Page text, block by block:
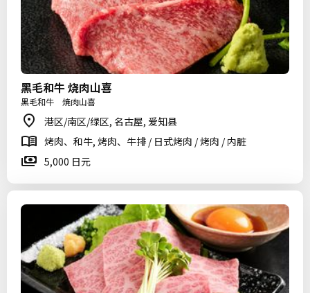
黑毛和牛 烧肉山喜
黒毛和牛 焼肉山喜
港区/南区/绿区, 名古屋, 爱知县
烤肉、和牛, 烤肉、牛排 / 日式烤肉 / 烤肉 / 内脏
5,000 日元